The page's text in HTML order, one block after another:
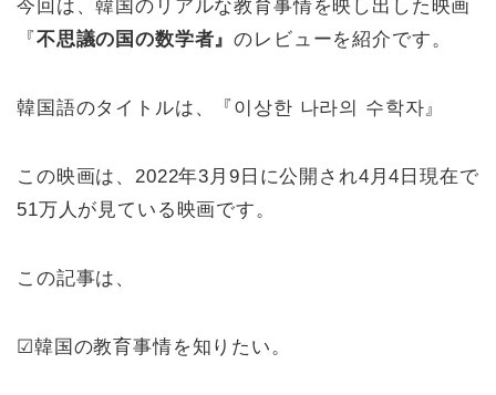
今回は、韓国のリアルな教育事情を映し出した映画
『不思議の国の数学者』のレビューを紹介です。
韓国語のタイトルは、『이상한 나라의 수학자』
この映画は、2022年3月9日に公開され4月4日現在で
51万人が見ている映画です。
この記事は、
☑韓国の教育事情を知りたい。